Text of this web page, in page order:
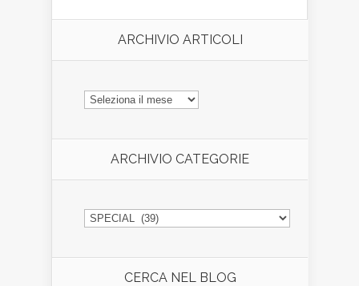
ARCHIVIO ARTICOLI
ARCHIVIO
ARTICOLI
ARCHIVIO CATEGORIE
ARCHIVIO
CATEGORIE
CERCA NEL BLOG